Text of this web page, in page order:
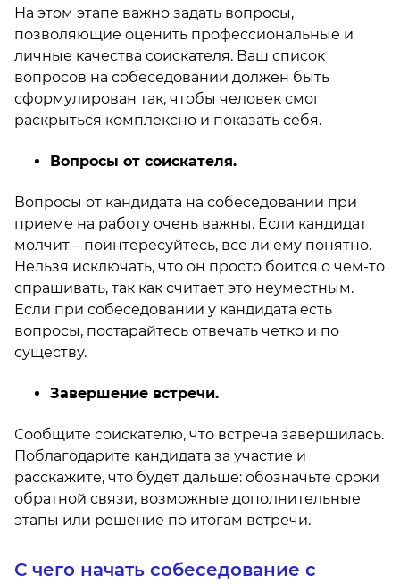
На этом этапе важно задать вопросы,
позволяющие оценить профессиональные и
личные качества соискателя. Ваш список
вопросов на собеседовании должен быть
сформулирован так, чтобы человек смог
раскрыться комплексно и показать себя.
Вопросы от соискателя.
Вопросы от кандидата на собеседовании при
приеме на работу очень важны. Если кандидат
молчит – поинтересуйтесь, все ли ему понятно.
Нельзя исключать, что он просто боится о чем-то
спрашивать, так как считает это неуместным.
Если при собеседовании у кандидата есть
вопросы, постарайтесь отвечать четко и по
существу.
Завершение встречи.
Сообщите соискателю, что встреча завершилась.
Поблагодарите кандидата за участие и
расскажите, что будет дальше: обозначьте сроки
обратной связи, возможные дополнительные
этапы или решение по итогам встречи.
С чего начать собеседование с